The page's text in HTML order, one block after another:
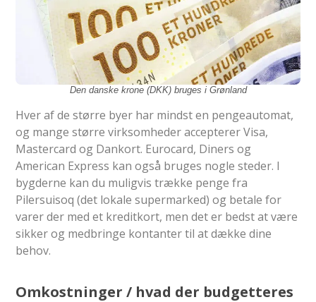
Den danske krone (DKK) bruges i Grønland
Hver af de større byer har mindst en pengeautomat,
og mange større virksomheder accepterer Visa,
Mastercard og Dankort. Eurocard, Diners og
American Express kan også bruges nogle steder. I
bygderne kan du muligvis trække penge fra
Pilersuisoq (det lokale supermarked) og betale for
varer der med et kreditkort, men det er bedst at være
sikker og medbringe kontanter til at dække dine
behov.
Omkostninger / hvad der budgetteres